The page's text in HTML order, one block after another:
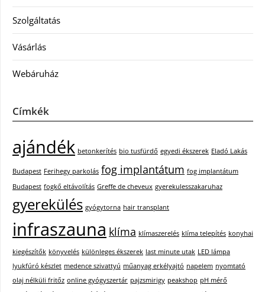
Szolgáltatás
Vásárlás
Webáruház
Címkék
ajándék betonkerítés bio tusfürdő egyedi ékszerek Eladó Lakás
Budapest Ferihegy parkolás fog implantátum fog implantátum
Budapest fogkő eltávolítás Greffe de cheveux gyerekulesszakaruhaz
gyerekülés gyógytorna hair transplant
infraszauna klíma klímaszerelés klíma telepítés konyhai
kiegészítők könyvelés különleges ékszerek last minute utak LED lámpa
lyukfúró készlet medence szivattyú műanyag erkélyajtó napelem nyomtató
olaj nélküli fritőz online gyógyszertár pajzsmirigy peakshop pH mérő